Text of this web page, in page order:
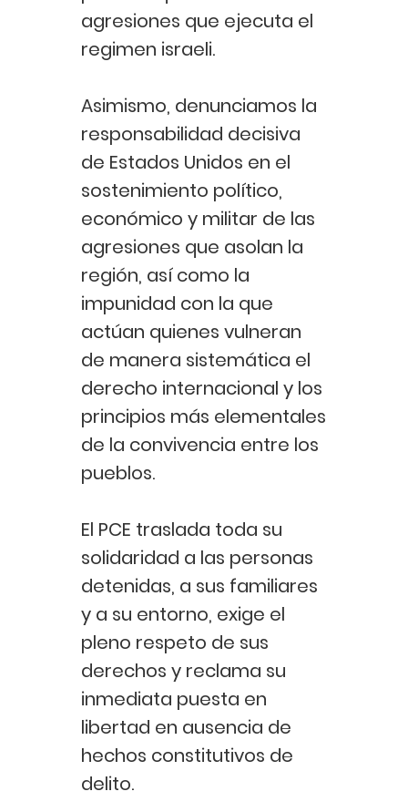
agresiones que ejecuta el
regimen israeli.
Asimismo, denunciamos la
responsabilidad decisiva
de Estados Unidos en el
sostenimiento político,
económico y militar de las
agresiones que asolan la
región, así como la
impunidad con la que
actúan quienes vulneran
de manera sistemática el
derecho internacional y los
principios más elementales
de la convivencia entre los
pueblos.
El PCE traslada toda su
solidaridad a las personas
detenidas, a sus familiares
y a su entorno, exige el
pleno respeto de sus
derechos y reclama su
inmediata puesta en
libertad en ausencia de
hechos constitutivos de
delito.